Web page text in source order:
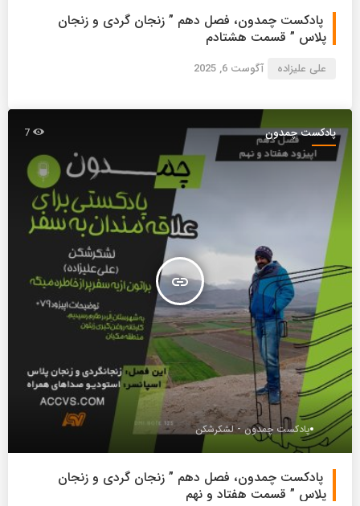
پادکست چمدون، فصل دهم ” زنجان گردی و زنجان
پلاس ” قسمت هشتادم
علی علیزاده آگوست 6, 2025
پادکست چمدون
insert_link
پادکست چمدون - لشکرشکن
پادکست چمدون، فصل دهم ” زنجان گردی و زنجان
پلاس ” قسمت هفتاد و نهم